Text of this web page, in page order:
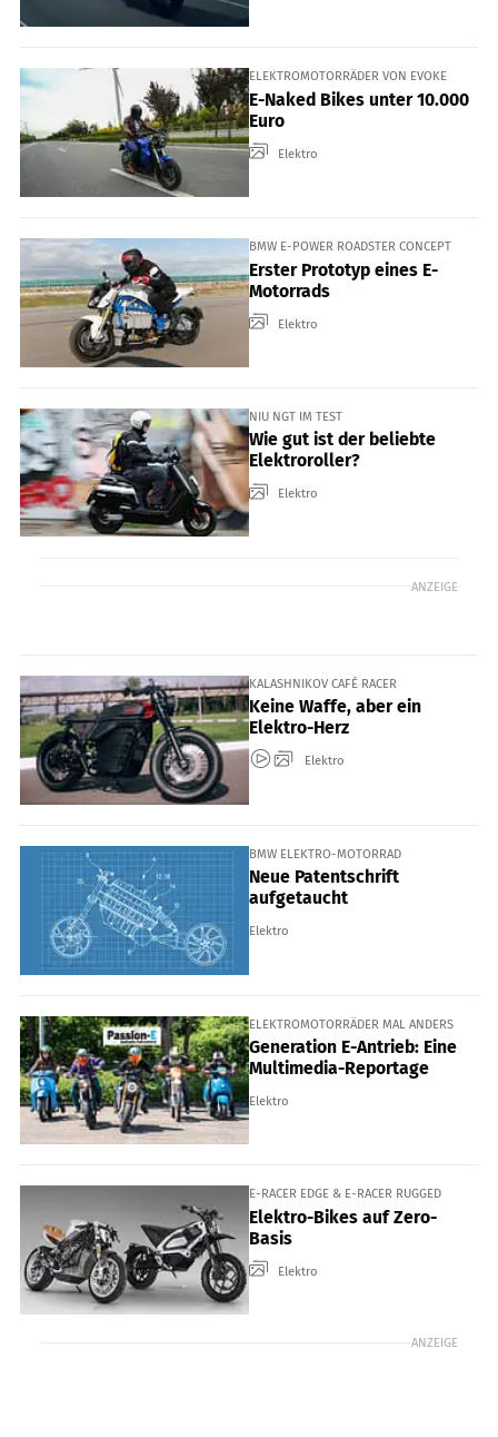
ELEKTROMOTORRÄDER VON EVOKE
E-Naked Bikes unter 10.000
Euro
Elektro
BMW E-POWER ROADSTER CONCEPT
Erster Prototyp eines E-
Motorrads
Elektro
NIU NGT IM TEST
Wie gut ist der beliebte
Elektroroller?
Elektro
ANZEIGE
KALASHNIKOV CAFÉ RACER
Keine Waffe, aber ein
Elektro-Herz
Elektro
BMW ELEKTRO-MOTORRAD
Neue Patentschrift
aufgetaucht
Elektro
ELEKTROMOTORRÄDER MAL ANDERS
Generation E-Antrieb: Eine
Multimedia-Reportage
Elektro
E-RACER EDGE & E-RACER RUGGED
Elektro-Bikes auf Zero-
Basis
Elektro
ANZEIGE